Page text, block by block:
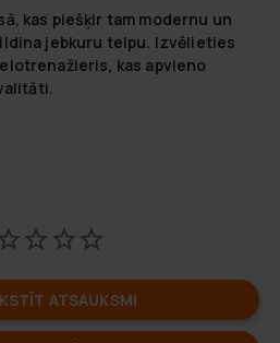
kas piešķir tam modernu un
jebkuru telpu. Izvēlieties
kas apvieno
ATSAUKSMI